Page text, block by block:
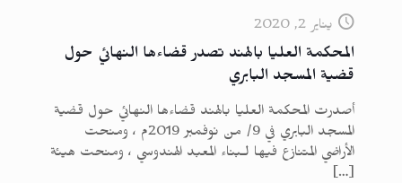
يناير 2, 2020
المحكمة العليا بالهند تصدر قضاءها النهائي حول
قضية المسجد البابري
أصدرت المحكمة العليا بالهند قضاءها النهائي حول قضية
المسجد البابري في 9/ من نوفمبر 2019م ، ومنحت
الأراضي المتنازع فيها لـبناء المعبد الهندوسي ، ومنحت هيئة
[…]